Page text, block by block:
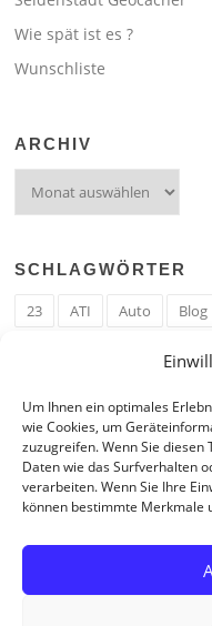
Um Ihnen ein optimales
wie Cookies, um
zuzugreifen. Wenn Sie
Daten wie das Surfverhalten
verarbeiten. Wenn Sie Ihre
können bestimmte Merkmale
Wie spät ist es ?
Wunschliste
ARCHIV
SCHLAGWÖRTER
23 ATI Auto Blog
Google
Hack Hand
Krefeld
Liebe Linux
RAM
Regeln RZ
Video
Weblog Welt